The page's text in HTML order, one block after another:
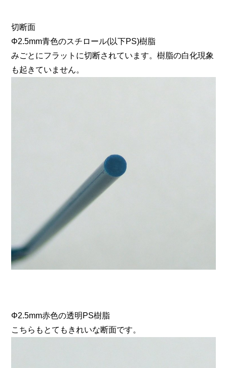
切断面
Φ2.5mm青色のスチロール(以下PS)樹脂
みごとにフラットに切断されています。樹脂の白化現象
も起きていません。
Φ2.5mm赤色の透明PS樹脂
こちらもとてもきれいな断面です。